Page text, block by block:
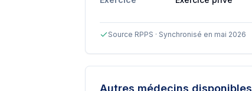
Source RPPS · Synchronisé en mai 2026
Autres médecins disponibles